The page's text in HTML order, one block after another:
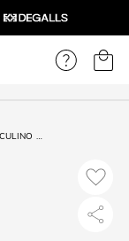
CHINELO MASCULINO BORRACHA OFF WHITE